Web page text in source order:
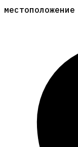
местоположение